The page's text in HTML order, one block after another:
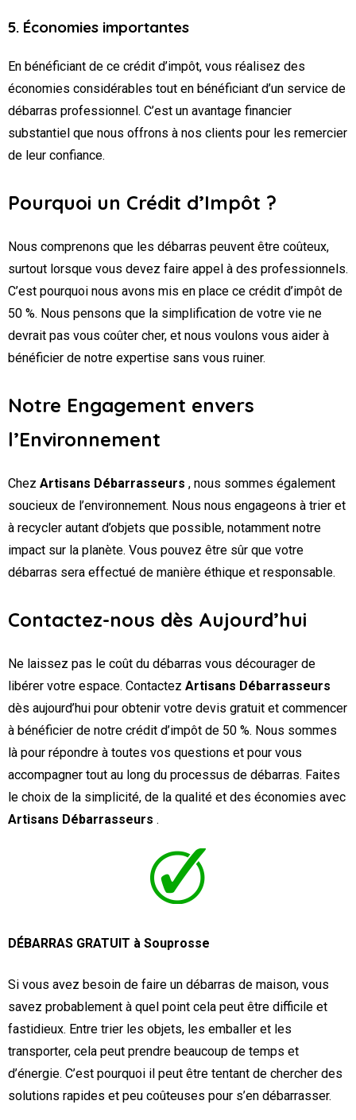
5. Économies importantes
En bénéficiant de ce crédit d’impôt, vous réalisez des
économies considérables tout en bénéficiant d’un service de
débarras professionnel. C’est un avantage financier
substantiel que nous offrons à nos clients pour les remercier
de leur confiance.
Pourquoi un Crédit d’Impôt ?
Nous comprenons que les débarras peuvent être coûteux,
surtout lorsque vous devez faire appel à des professionnels.
C’est pourquoi nous avons mis en place ce crédit d’impôt de
50 %. Nous pensons que la simplification de votre vie ne
devrait pas vous coûter cher, et nous voulons vous aider à
bénéficier de notre expertise sans vous ruiner.
Notre Engagement envers
l’Environnement
Chez Artisans Débarrasseurs , nous sommes également
soucieux de l’environnement. Nous nous engageons à trier et
à recycler autant d’objets que possible, notamment notre
impact sur la planète. Vous pouvez être sûr que votre
débarras sera effectué de manière éthique et responsable.
Contactez-nous dès Aujourd’hui
Ne laissez pas le coût du débarras vous décourager de
libérer votre espace. Contactez Artisans Débarrasseurs
dès aujourd’hui pour obtenir votre devis gratuit et commencer
à bénéficier de notre crédit d’impôt de 50 %. Nous sommes
là pour répondre à toutes vos questions et pour vous
accompagner tout au long du processus de débarras. Faites
le choix de la simplicité, de la qualité et des économies avec
Artisans Débarrasseurs .
DÉBARRAS GRATUIT à Souprosse
Si vous avez besoin de faire un débarras de maison, vous
savez probablement à quel point cela peut être difficile et
fastidieux. Entre trier les objets, les emballer et les
transporter, cela peut prendre beaucoup de temps et
d’énergie. C’est pourquoi il peut être tentant de chercher des
solutions rapides et peu coûteuses pour s’en débarrasser.